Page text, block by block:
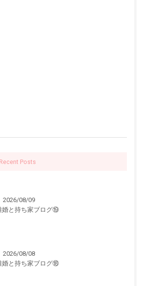
Recent Posts
2026/08/09
婚と持ち家ブログ⑲
2026/08/08
婚と持ち家ブログ⑱